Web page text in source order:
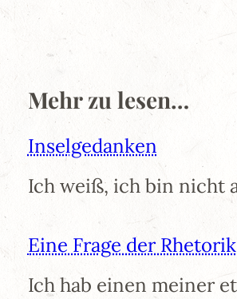
Mehr zu lesen…
Inselgedanken
Ich weiß, ich bin nicht
Eine Frage der Rhetorik
Ich hab einen meiner